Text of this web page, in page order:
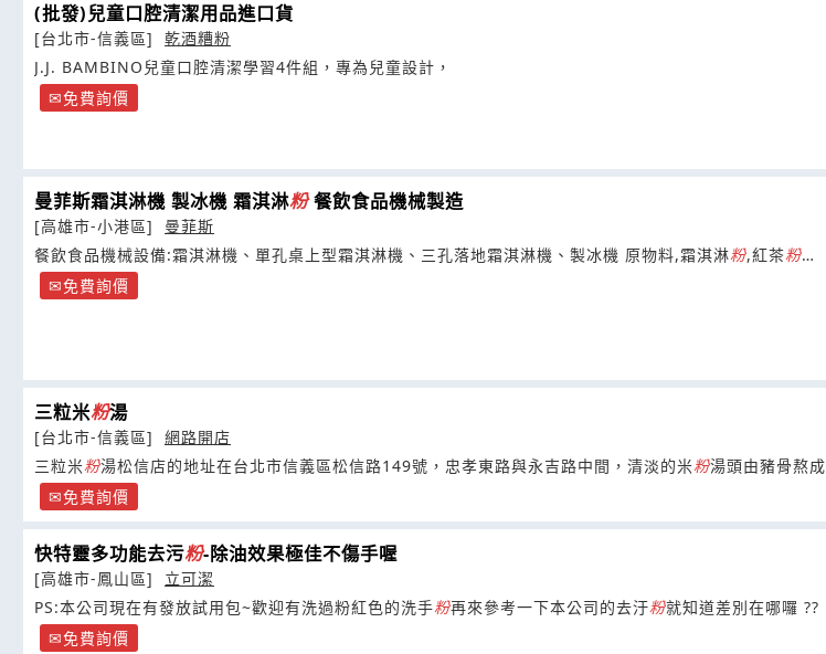
(批發)兒童口腔清潔用品進口貨
[台北市-信義區]
乾酒糟粉
J.J. BAMBINO兒童口腔清潔學習4件組，專為兒童設計，
免費詢價
曼菲斯霜淇淋機 製冰機 霜淇淋粉餐飲食品機械製造
[高雄市-小港區]
曼菲斯
餐飲食品機械設備:霜淇淋機、單孔桌上型霜淇淋機、三孔落地霜淇淋機、製冰機 原物料,霜淇淋粉,紅茶粉，
抹茶粉
免費詢價
三粒米粉湯
[台北市-信義區]
網路開店
三粒米粉湯松信店的地址在台北市信義區松信路149號，忠孝東路與永吉路中間，清淡的米粉湯頭由豬骨熬成
免費詢價
快特靈多功能去污粉-除油效果極佳不傷手喔
[高雄市-鳳山區]
立可潔
PS:本公司現在有發放試用包~歡迎有洗過粉紅色的洗手粉再來參考一下本公司的去汙粉就知道差別在哪囉 ??
免費詢價